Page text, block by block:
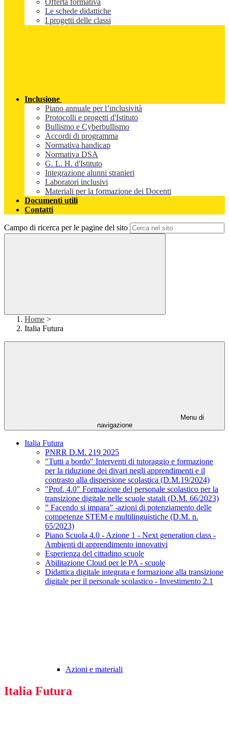
Offerta formativa
Le schede didattiche
I progetti delle classi
Inclusione
Piano annuale per l’inclusività
Protocolli e progetti d'Istituto
Bullismo e Cyberbullismo
Accordi di programma
Normativa handicap
Normativa DSA
G. L. H. d'Istituto
Integrazione alunni stranieri
Laboratori inclusivi
Materiali per la formazione dei Docenti
Documenti utili
Contatti
Campo di ricerca per le pagine del sito
Home >
Italia Futura
Menu di
navigazione
Italia Futura
PNRR D.M. 219 2025
"Tutti a bordo" Interventi di tutoraggio e formazione
per la riduzione dei divari negli apprendimenti e il
contrasto alla dispersione scolastica (D.M.19/2024)
"Prof. 4.0" Formazione del personale scolastico per la
transizione digitale nelle scuole statali (D.M. 66/2023)
” Facendo si impara” -azioni di potenziamento delle
competenze STEM e multilinguistiche (D.M. n.
65/2023)
Piano Scuola 4.0 - Azione 1 - Next generation class -
Ambienti di apprendimento innovativi
Esperienza del cittadino scuole
Abilitazione Cloud per le PA - scuole
Didattica digitale integrata e formazione alla transizione
digitale per il personale scolastico - Investimento 2.1
Azioni e materiali
Italia Futura